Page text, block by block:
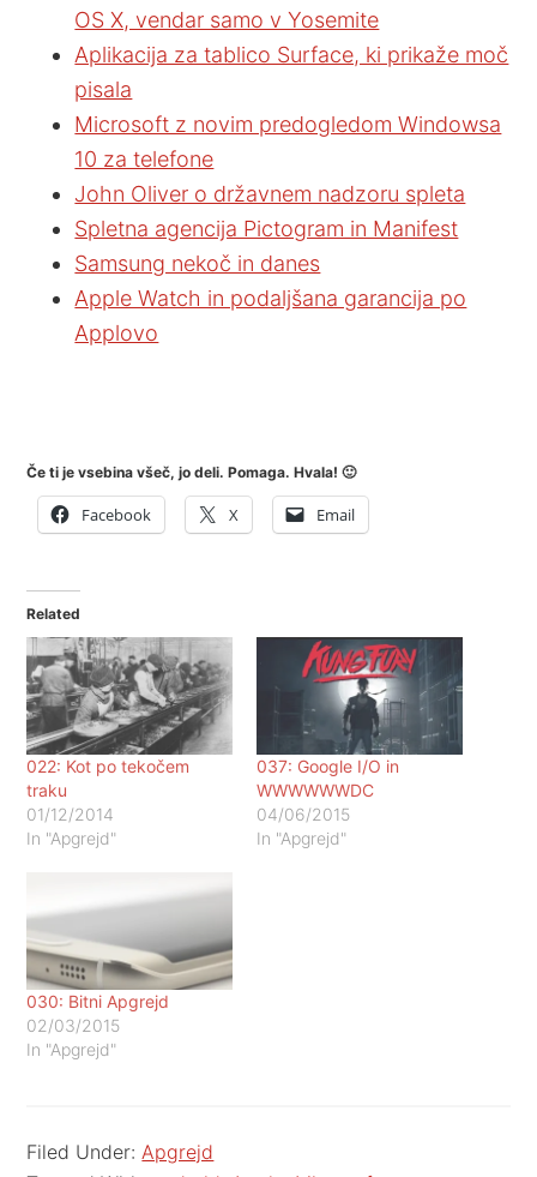
OS X, vendar samo v Yosemite
Aplikacija za tablico Surface, ki prikaže moč
pisala
Microsoft z novim predogledom Windowsa
10 za telefone
John Oliver o državnem nadzoru spleta
Spletna agencija Pictogram in Manifest
Samsung nekoč in danes
Apple Watch in podaljšana garancija po
Applovo
Če ti je vsebina všeč, jo deli. Pomaga. Hvala! 🙂
Facebook X Email
Related
022: Kot po tekočem
traku
01/12/2014
In "Apgrejd"
037: Google I/O in
WWWWWWDC
04/06/2015
In "Apgrejd"
030: Bitni Apgrejd
02/03/2015
In "Apgrejd"
Filed Under:Apgrejd